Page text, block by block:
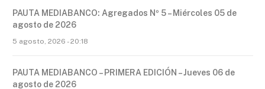
PAUTA MEDIABANCO: Agregados Nº 5 – Miércoles 05 de
agosto de 2026
5 agosto, 2026 - 20:18
PAUTA MEDIABANCO – PRIMERA EDICIÓN – Jueves 06 de
agosto de 2026